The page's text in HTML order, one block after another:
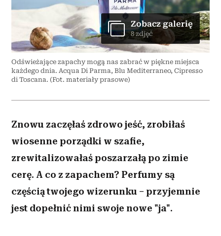
Odświeżające zapachy mogą nas zabrać w piękne miejsca
każdego dnia. Acqua Di Parma, Blu Mediterraneo, Cipresso
di Toscana. (Fot. materiały prasowe)
Zobacz galerię
8 zdjęć
Znowu zaczęłaś zdrowo jeść, zrobiłaś
wiosenne porządki w szafie,
zrewitalizowałaś poszarzałą po zimie
cerę. A co z zapachem? Perfumy są
częścią twojego wizerunku – przyjemnie
jest dopełnić nimi swoje nowe "ja".